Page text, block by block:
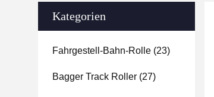
Kategorien
Fahrgestell-Bahn-Rolle (23)
Bagger Track Roller (27)